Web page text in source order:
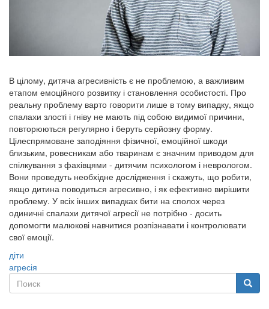
В цілому, дитяча агресивність є не проблемою, а важливим
етапом емоційного розвитку і становлення особистості. Про
реальну проблему варто говорити лише в тому випадку, якщо
спалахи злості і гніву не мають під собою видимої причини,
повторюються регулярно і беруть серйозну форму.
Цілеспрямоване заподіяння фізичної, емоційної шкоди
близьким, ровесникам або тваринам є значним приводом для
спілкування з фахівцями - дитячим психологом і неврологом.
Вони проведуть необхідне дослідження і скажуть, що робити,
якщо дитина поводиться агресивно, і як ефективно вирішити
проблему. У всіх інших випадках бити на сполох через
одиничні спалахи дитячої агресії не потрібно - досить
допомогти малюкові навчитися розпізнавати і контролювати
свої емоції.
діти
агресія
Поиск
Поиск